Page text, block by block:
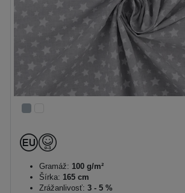
Gramáž: 100 g/m²
Šírka: 165 cm
Zrážanlivosť: 3 - 5 %